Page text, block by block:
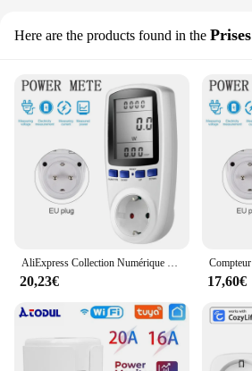
Here are the products found in the
AliExpress Collection Numérique Power Meter UE Plug Tension Wattmètre Consommation D'électricité Moniteur AC 220V 230 D'énergie
20,23€ 17,60€